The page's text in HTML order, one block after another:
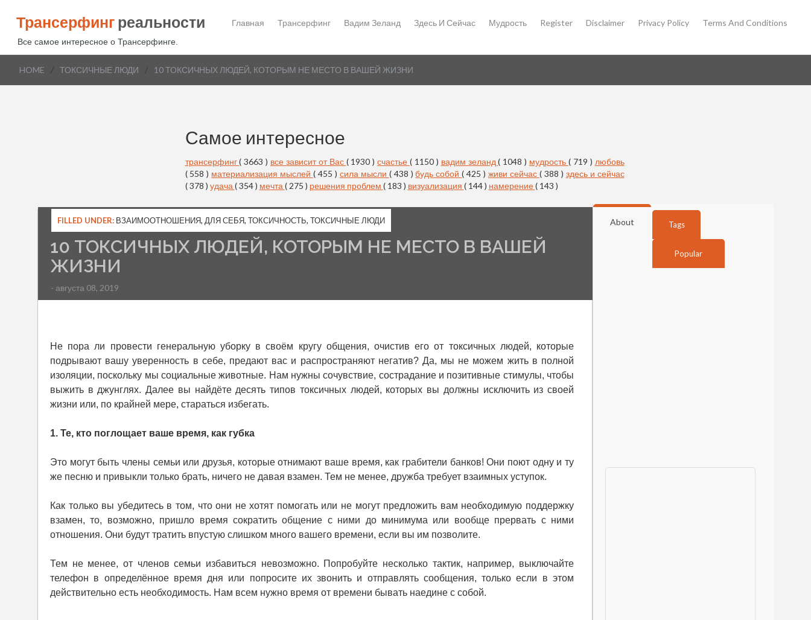
Трансерфинг реальности
Все самое интересное о Трансерфинге.
Главная Трансерфинг Вадим Зеланд Здесь И Сейчас Мудрость Register Disclaimer Privacy Policy Terms And Conditions
HOME / ТОКСИЧНЫЕ ЛЮДИ / 10 ТОКСИЧНЫХ ЛЮДЕЙ, КОТОРЫМ НЕ МЕСТО В ВАШЕЙ ЖИЗНИ
Самое интересное
трансерфинг( 3663 ) все зависит от Вас ( 1930 )счастье ( 1150 ) вадим зеланд( 1048 ) мудрость ( 719 ) любовь
( 558 ) материализация мыслей( 455 ) сила мысли ( 438 )будь собой( 425 )живи сейчас ( 388 ) здесь и сейчас
( 378 ) удача ( 354 ) мечта ( 275 ) решения проблем ( 183 ) визуализация ( 144 ) намерение( 143 )
FILLED UNDER: ВЗАИМООТНОШЕНИЯ, ДЛЯ СЕБЯ, ТОКСИЧНОСТЬ, ТОКСИЧНЫЕ ЛЮДИ
10 ТОКСИЧНЫХ ЛЮДЕЙ, КОТОРЫМ НЕ МЕСТО В ВАШЕЙ
ЖИЗНИ
- августа 08, 2019
Не пора ли провести генеральную уборку в своём кругу общения, очистив его от токсичных людей, которые
подрывают вашу уверенность в себе, предают вас и распространяют негатив? Да, мы не можем жить в полной
изоляции, поскольку мы социальные животные. Нам нужны сочувствие, сострадание и позитивные стимулы, чтобы
выжить в джунглях. Далее вы найдёте десять типов токсичных людей, которых вы должны исключить из своей
жизни или, по крайней мере, стараться избегать.
1. Те, кто поглощает ваше время, как губка
Это могут быть члены семьи или друзья, которые отнимают ваше время, как грабители банков! Они поют одну и ту
же песню и привыкли только брать, ничего не давая взамен. Тем не менее, дружба требует взаимных уступок.
Как только вы убедитесь в том, что они не хотят помогать или не могут предложить вам необходимую поддержку
взамен, то, возможно, пришло время сократить общение с ними до минимума или вообще прервать с ними
отношения. Они будут тратить впустую слишком много вашего времени, если вы им позволите.
Тем не менее, от членов семьи избавиться невозможно. Попробуйте несколько тактик, например, выключайте
телефон в определённое время дня или попросите их звонить и отправлять сообщения, только если в этом
действительно есть необходимость. Нам всем нужно время от времени бывать наедине с собой.
About Tags
Popular